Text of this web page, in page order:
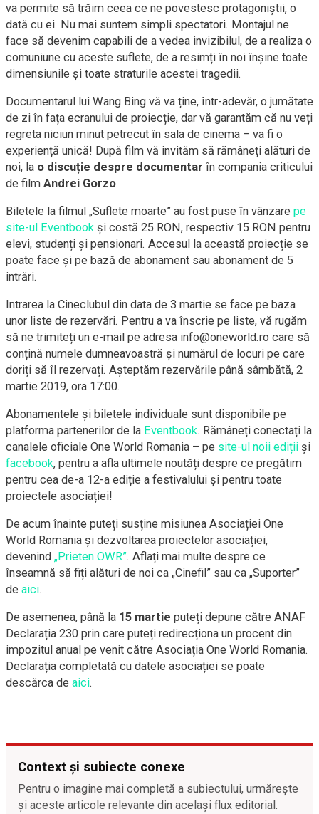
va permite să trăim ceea ce ne povestesc protagoniștii, o
dată cu ei. Nu mai suntem simpli spectatori. Montajul ne
face să devenim capabili de a vedea invizibilul, de a realiza o
comuniune cu aceste suflete, de a resimți în noi înșine toate
dimensiunile și toate straturile acestei tragedii.
Documentarul lui Wang Bing vă va ține, într-adevăr, o jumătate
de zi în fața ecranului de proiecție, dar vă garantăm că nu veți
regreta niciun minut petrecut în sala de cinema – va fi o
experiență unică! După film vă invităm să rămâneți alături de
noi, la o discuție despre documentar în compania criticului
de film Andrei Gorzo.
Biletele la filmul „Suflete moarte” au fost puse în vânzare pe
site-ul Eventbook și costă 25 RON, respectiv 15 RON pentru
elevi, studenți și pensionari. Accesul la această proiecție se
poate face și pe bază de abonament sau abonament de 5
intrări.
Intrarea la Cineclubul din data de 3 martie se face pe baza
unor liste de rezervări. Pentru a va înscrie pe liste, vă rugăm
să ne trimiteți un e-mail pe adresa info@oneworld.ro care să
conțină numele dumneavoastră și numărul de locuri pe care
doriți să îl rezervați. Așteptăm rezervările până sâmbătă, 2
martie 2019, ora 17:00.
Abonamentele și biletele individuale sunt disponibile pe
platforma partenerilor de la Eventbook. Rămâneți conectați la
canalele oficiale One World Romania – pe site-ul noii ediții și
facebook, pentru a afla ultimele noutăți despre ce pregătim
pentru cea de-a 12-a ediție a festivalului și pentru toate
proiectele asociației!
De acum înainte puteți susține misiunea Asociației One
World Romania și dezvoltarea proiectelor asociației,
devenind „Prieten OWR”. Aflați mai multe despre ce
înseamnă să fiți alături de noi ca „Cinefil” sau ca „Suporter”
de aici.
De asemenea, până la 15 martie puteți depune către ANAF
Declarația 230 prin care puteți redirecționa un procent din
impozitul anual pe venit către Asociația One World Romania.
Declarația completată cu datele asociației se poate
descărca de aici.
Context și subiecte conexe
Pentru o imagine mai completă a subiectului, urmărește
și aceste articole relevante din același flux editorial.